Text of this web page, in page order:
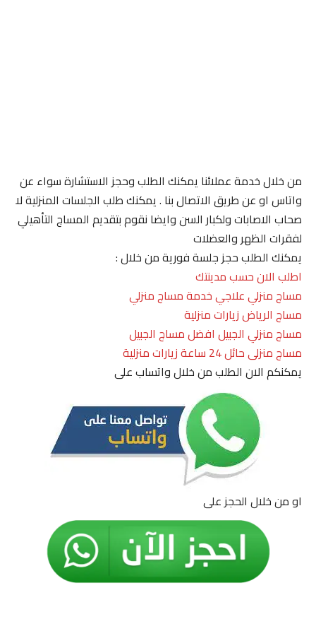
من خلال خدمة عملائنا يمكنك الطلب وحجز الاستشارة سواء عن
واتاس او عن طريق الاتصال بنا . يمكنك طلب الجلسات المنزلية لا
صحاب الاصابات ولكبار السن وايضا نقوم بتقديم المساج التأهيلي
لفقرات الظهر والعضلات
يمكنك الطلب حجز جلسة فورية من خلال :
اطلب الان حسب مدينتك
مساج منزلي علاجي خدمة مساج منزلي
مساج الرياض زيارات منزلية
مساج منزلي الجبيل افضل مساج الجبيل
مساج منزلى حائل 24 ساعة زيارات منزلية
يمكنكم الان الطلب من خلال واتساب على
او من خلال الحجز على